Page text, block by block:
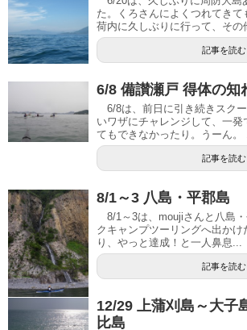
た。くろさんによくつれてき
荷内に久しぶりに行って、その
記事を読む
6/8 備讃瀬戸 得体の知
6/8は、前日に引き続きスク
いワザにチャレンジして、一発
てもできなかったり。うーん。
記事を読む
8/1～3 八島・平郡島
8/1～3は、moujiさんと八島
クキャンプツーリングへ出か
り、やっと達成！と一人鼻息...
記事を読む
12/29 上蒲刈島～大子
比島